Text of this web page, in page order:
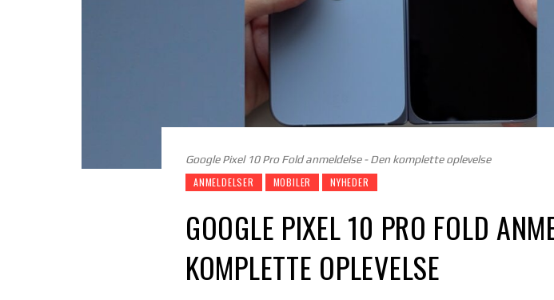
Google Pixel 10 Pro Fold anmeldelse - Den komplette oplevelse
ANMELDELSER MOBILER NYHEDER
GOOGLE PIXEL 10 PRO FOLD
KOMPLETTE OPLEVELSE